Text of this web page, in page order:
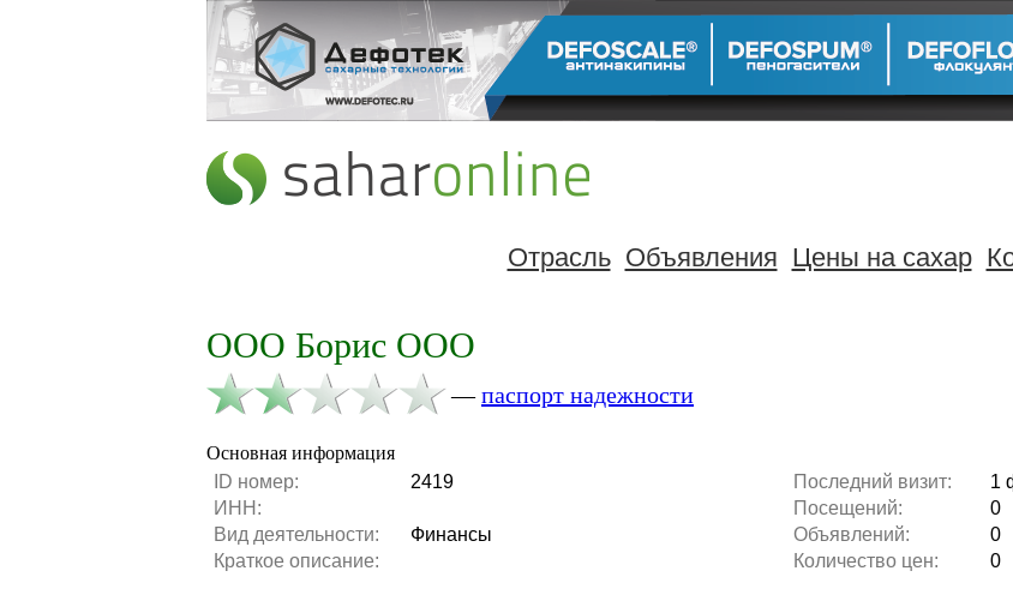
Отрасль Объявления Цены на сахар
ООО Борис ООО
—паспорт надежности
Основная информация
ID номер:
2419
ИНН:
Вид деятельности:
Финансы
Краткое описание:
Последний визит:
1
Посещений:
0
Объявлений:
0
Количество цен:
0